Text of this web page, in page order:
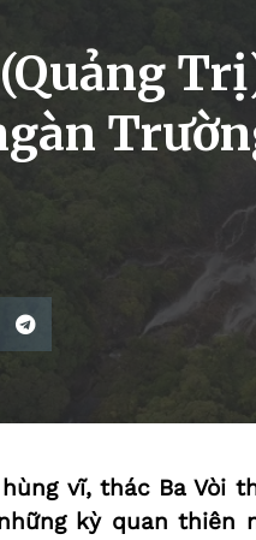
vĩ, thác Ba Vòi
kỳ quan thiên